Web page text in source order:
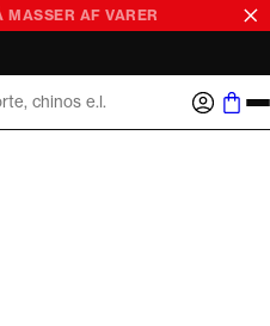
MASSER AF VARER